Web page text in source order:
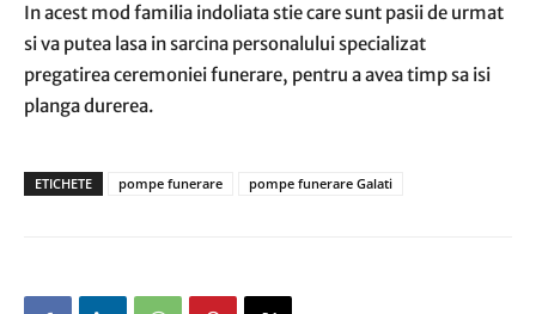
In acest mod familia indoliata stie care sunt pasii de urmat
si va putea lasa in sarcina personalului specializat
pregatirea ceremoniei funerare, pentru a avea timp sa isi
planga durerea.
ETICHETE pompe funerare pompe funerare Galati